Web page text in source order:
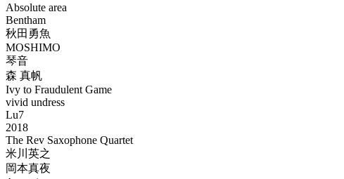
Absolute area
Bentham
秋田勇魚
MOSHIMO
琴音
森 真帆
Ivy to Fraudulent Game
vivid undress
Lu7
2018
The Rev Saxophone Quartet
米川英之
岡本真夜